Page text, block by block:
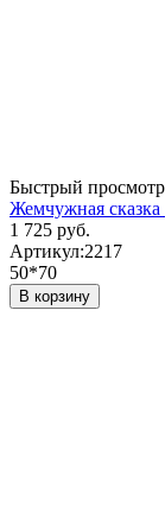
Быстрый просмотр
Жемчужная
1 725 руб.
Артикул:2217
50*70
В корзину